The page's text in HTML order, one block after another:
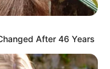
After 46 Years